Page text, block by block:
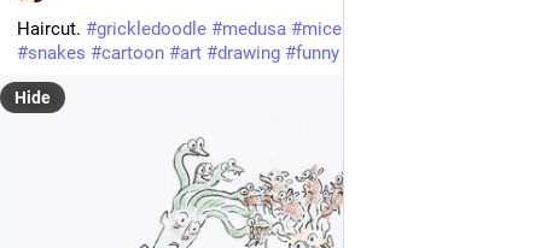
Haircut. #grickledoodle #medusa #mice
#snakes #cartoon #art #drawing #funny
Hide